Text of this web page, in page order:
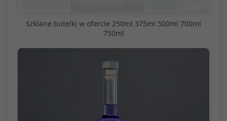
Szklane butelki w ofercie 250ml 375ml 500ml 700ml
750ml